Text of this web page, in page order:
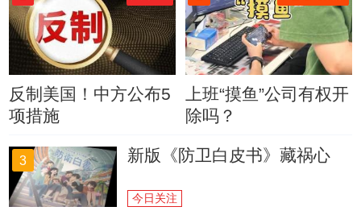
反制美国！中方公布5
项措施
上班“摸鱼”公司有权开
除吗？
3 新版《防卫白皮书》藏祸心
今日关注